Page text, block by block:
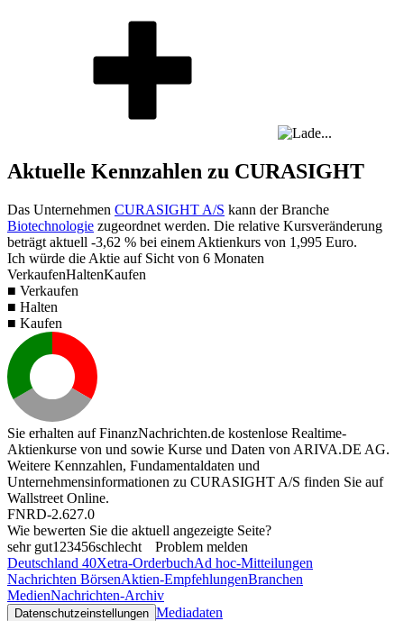
Aktuelle Kennzahlen zu CURASIGHT
Das Unternehmen CURASIGHT A/S kann der Branche
Biotechnologie zugeordnet werden. Die relative Kursveränderung
beträgt aktuell -3,62 % bei einem Aktienkurs von 1,995 Euro.
Ich würde die Aktie auf Sicht von 6 Monaten
VerkaufenHaltenKaufen
■ Verkaufen
■ Halten
■ Kaufen
Sie erhalten auf FinanzNachrichten.de kostenlose Realtime-
Aktienkurse von und sowie Kurse und Daten von ARIVA.DE AG.
Weitere Kennzahlen, Fundamentaldaten und
Unternehmensinformationen zu CURASIGHT A/S finden Sie auf
Wallstreet Online.
FNRD-2.627.0
Wie bewerten Sie die aktuell angezeigte Seite?
sehr gut1 23456schlecht
Problem melden
Deutschland 40Xetra-OrderbuchAd hoc-Mitteilungen
Nachrichten BörsenAktien-EmpfehlungenBranchen
MedienNachrichten-Archiv
Datenschutzeinstellungen Mediadaten